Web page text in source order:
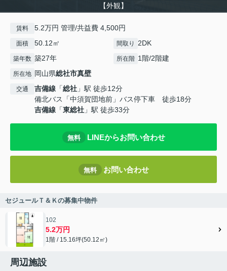
【外観】
賃料 5.2万円 管理/共益費 4,500円
面積 50.12㎡ 間取り 2DK
築年数 築27年 所在階 1階/2階建
所在地 岡山県総社市真壁
交通 吉備線 「総社 」駅 徒歩12分
備北バス「中須賀団地前」バス停下車 徒歩18分
吉備線 「東総社 」駅 徒歩33分
無料 LINEからお問い合わせ
無料 お問い合わせ
セジュールＴ＆Ｋの募集中物件
102
5.2万円
1階 / 15.16坪(50.12㎡)
周辺施設